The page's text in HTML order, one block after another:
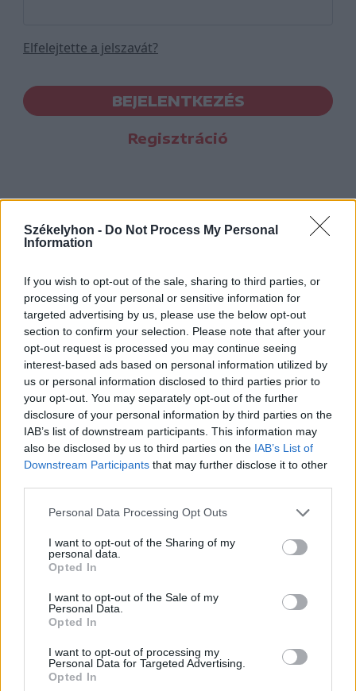
Székelyhon - Do Not Process My Personal
Information
If you wish to opt-out of the sale, sharing to third parties, or
processing of your personal or sensitive information for
targeted advertising by us, please use the below opt-out
section to confirm your selection. Please note that after your
opt-out request is processed you may continue seeing
interest-based ads based on personal information utilized by
us or personal information disclosed to third parties prior to
your opt-out. You may separately opt-out of the further
disclosure of your personal information by third parties on the
IAB’s list of downstream participants. This information may
also be disclosed by us to third parties on the IAB’s List of
Downstream Participants that may further disclose it to other
Personal Data Processing Opt Outs
I want to opt-out of the Sharing of my
personal data.
Opted In
I want to opt-out of the Sale of my
Personal Data.
Opted In
I want to opt-out of processing my
Personal Data for Targeted Advertising.
Opted In
Elfelejtette a jelszavát?
BEJELENTKEZÉS
Regisztráció
Hasznos
Impresszum
Szerzői jogok
Adatvédelmi tájékoztató
Cookie-kezelési tájékoztató
Hozzászólási szabályzat
Nyomtatott lapjaink archívuma
Székely Hírmondó archívuma
Sütibeállítások
Médiatér